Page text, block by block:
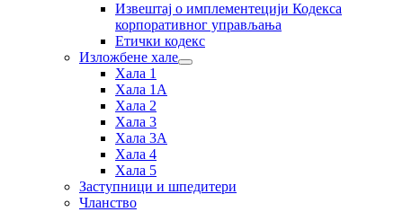
Извештај о имплементецији Кодекса
корпоративног управљања
Етички кодекс
Изложбене хале
Хала 1
Хала 1А
Хала 2
Хала 3
Хала 3А
Хала 4
Хала 5
Заступници и шпедитери
Чланство